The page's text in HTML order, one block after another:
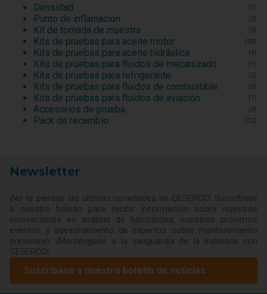
Densidad (1)
Punto de inflamación (2)
Kit de tomada de muestra (5)
Kits de pruebas para aceite motor (20)
Kits de pruebas para aceite hidráulica (4)
Kits de pruebas para fluidos de mecanizado (1)
Kits de pruebas para refrigerante (2)
Kits de pruebas para fluidos de combustible (5)
Kits de pruebas para fluidos de aviación (1)
Accesorios de prueba (3)
Pack de recambio (12)
Newsletter
¡No te pierdas las últimas novedades de GESERCO! Suscríbase
a nuestro boletín para recibir información sobre nuestras
innovaciones en análisis de lubricantes, nuestros próximos
eventos y asesoramiento de expertos sobre mantenimiento
preventivo. ¡Manténgase a la vanguardia de la industria con
GESERCO!
Suscríbase a nuestro boletín de noticias